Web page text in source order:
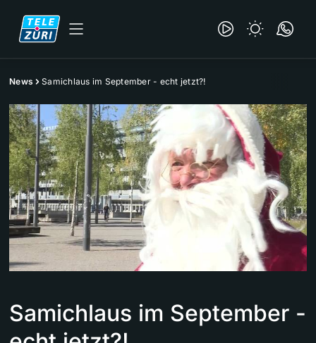
News Samichlaus im September - echt jetzt?!
Samichlaus im September -